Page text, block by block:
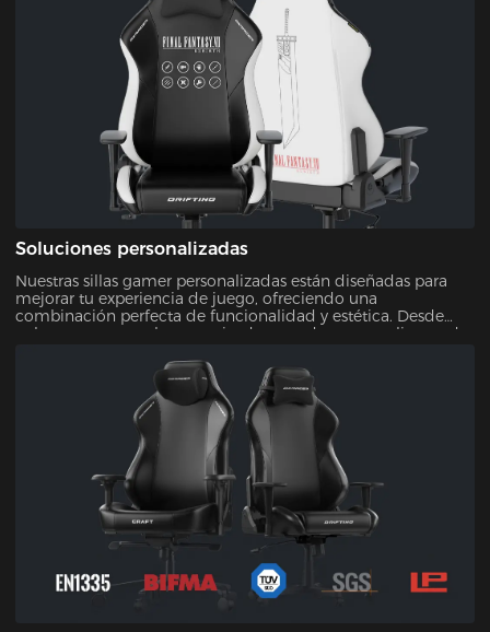
Soluciones personalizadas
Nuestras sillas gamer personalizadas están diseñadas para
mejorar tu experiencia de juego, ofreciendo una
combinación perfecta de funcionalidad y estética. Desde
colores y patrones hasta tapizados, puedes personalizar cada
juego sea exclusivamente tuya.